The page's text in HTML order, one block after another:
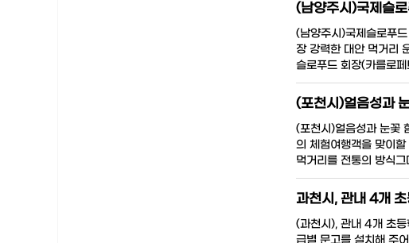
(남양주시)국제슬
(남양주시)국제슬로푸
장 강력한 대안 먹거리
슬로푸드 회장(카를로
(포천시)얼음성과
(포천시)얼음성과 눈꽃
의 체험여행객을 맞이
먹거리를 전통의 방식그
과천시, 관내 4개
(과천시), 관내 4개 초
급별 문고를 설치해 주